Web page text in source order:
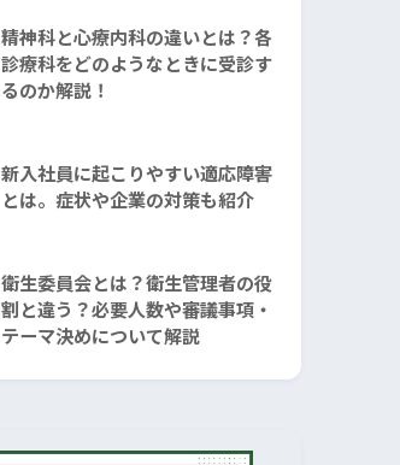
精神科と心療内科の違いとは？各
診療科をどのようなときに受診す
るのか解説！
新入社員に起こりやすい適応障害
とは。症状や企業の対策も紹介
衛生委員会とは？衛生管理者の役
割と違う？必要人数や審議事項・
テーマ決めについて解説